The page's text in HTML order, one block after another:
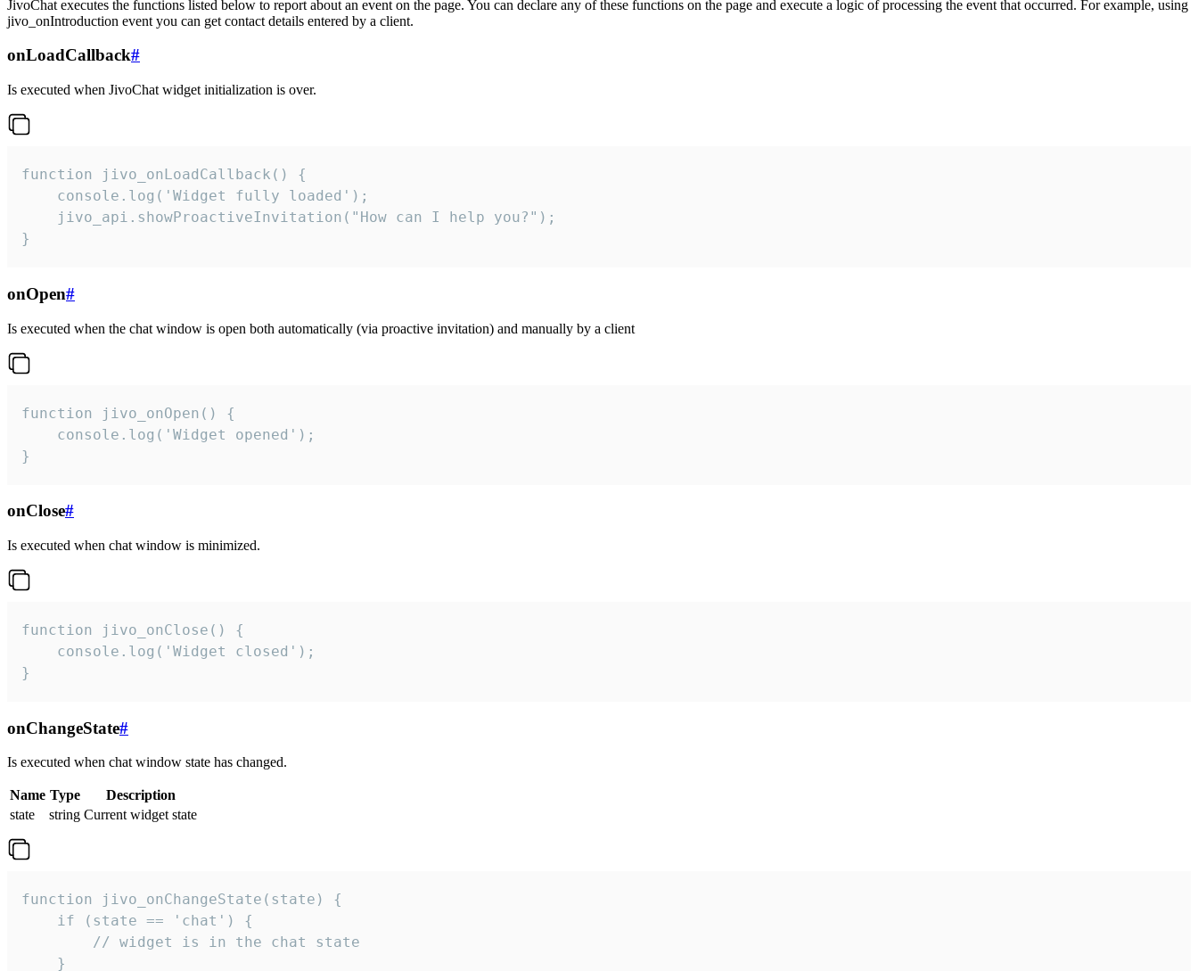
JivoChat executes the functions listed below to report about an event on the page. You can declare any of these functions on the page and execute a logic of processing the event that occurred. For example, using
jivo_onIntroduction event you can get contact details entered by a client.
onLoadCallback#
Is executed when JivoChat widget initialization is over.
function jivo_onLoadCallback() {
    console.log('Widget fully loaded');
    jivo_api.showProactiveInvitation("How can I help you?");
}
onOpen#
Is executed when the chat window is open both automatically (via proactive invitation) and manually by a client
function jivo_onOpen() {
    console.log('Widget opened');
}
onClose#
Is executed when chat window is minimized.
function jivo_onClose() {
    console.log('Widget closed');
}
onChangeState#
Is executed when chat window state has changed.
Name Type
Description
state
string Current widget state
function jivo_onChangeState(state) {
    if (state == 'chat') {
        // widget is in the chat state
    }